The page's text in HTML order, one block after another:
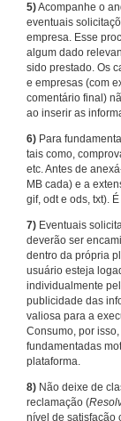
5)Acompanhe o
eventuais
empresa. Esse
algum dado
sido prestado. Os
e empresas (com
comentário final)
ao inserir as
6) Para
tais como,
etc. Antes de
MB cada) e a
gif, odt e ods, txt).
7) Eventuais
deverão ser
dentro da própria
usuário esteja
individualmente
publicidade das
valiosa para a
Consumo, por
fundamentadas
plataforma.
8) Não deixe de
reclamação (
nível de satisfação